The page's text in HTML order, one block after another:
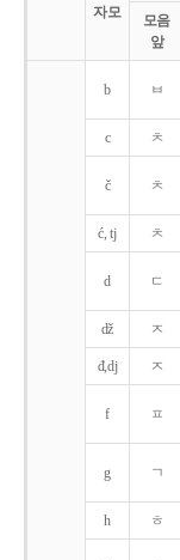
자모
모음
앞
b ㅂ
c ㅊ
č ㅊ
ć, tj ㅊ
d ㄷ
dž ㅈ
đ,dj ㅈ
f ㅍ
g ㄱ
h ㅎ